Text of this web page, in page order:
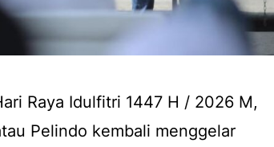
Raya Idulfitri 1447 H / 2026 M,
Pelindo kembali menggelar